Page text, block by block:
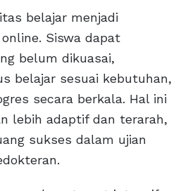
belajar menjadi
Siswa dapat
belum dikuasai,
belajar sesuai kebutuhan,
secara berkala. Hal ini
lebih adaptif dan terarah,
sukses dalam ujian